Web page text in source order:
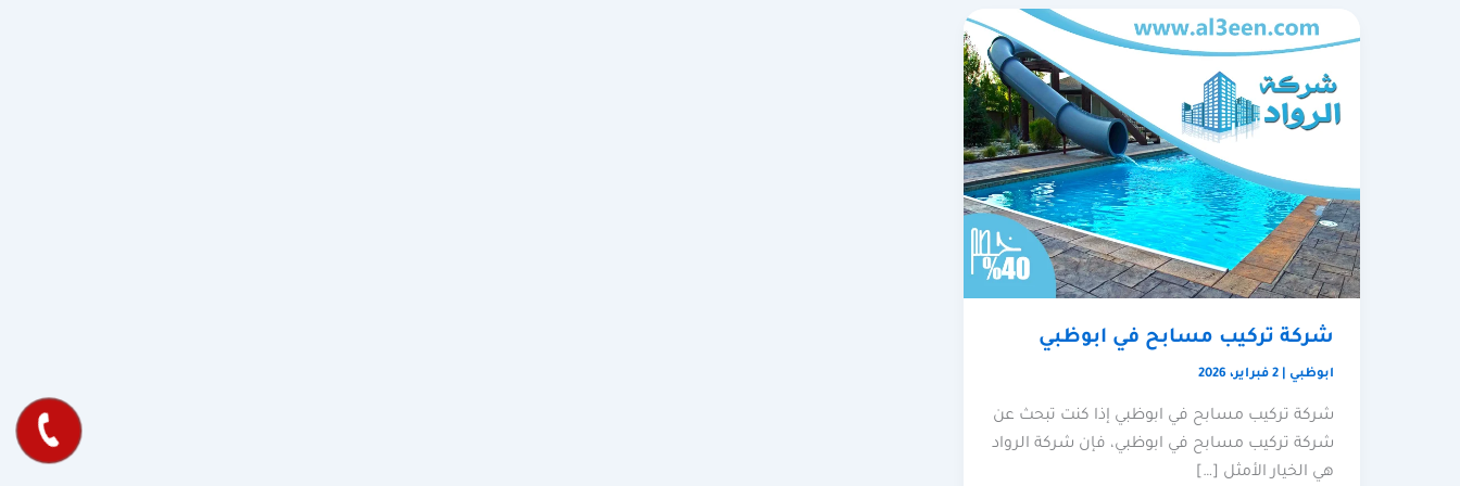
شركة تركيب مسابح في ابوظبي
ابوظبي 2 فبراير، 2026
شركة تركيب مسابح في ابوظبي إذا كنت تبحث عن
شركة تركيب مسابح في ابوظبي، فإن شركة الرواد
هي الخيار الأمثل […]